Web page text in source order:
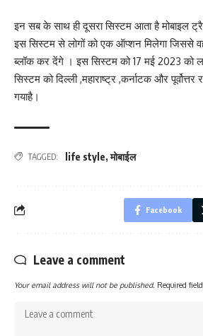
इन सब के साथ ही दूसरा सिस्टम आता है मोबाइल
इस सिस्टम से लोगों को एक ऑप्शन मिलेगा जिससे
ब्लॉक कर देंगे । इस सिस्टम को 17 मई 2023 को
सिस्टम को दिल्ली ,महाराष्ट्र ,कर्नाटक और पूर्वोत्तर
गयाहै।
TAGGED: life style,मोबाईल
Facebook
Leave a comment
Your email address will not be published. Required